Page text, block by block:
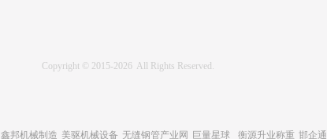
Copyright © 2015-2026  All Rights Reserved.
鑫邦机械制造 美驱机械设备 无缝钢管产业网 巨量星球 衡源升业称重 邯企通